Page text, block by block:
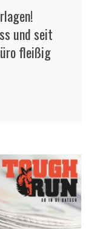
und seit
fleißig